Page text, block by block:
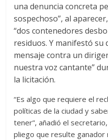
una denuncia concreta
sospechoso”, al
“dos contenedores
residuos. Y manifestó su
mensaje contra un
nuestra voz cantante”
la licitación.
“Es algo que requiere el
políticas de la ciudad y
tener”, añadió el
pliego que resulte ganador